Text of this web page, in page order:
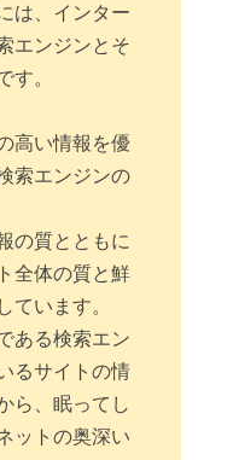
は、インター
エンジンとそ
す。
高い情報を優
索エンジンの
の質とともに
全体の質と鮮
ています。
ある検索エン
るサイトの情
ら、眠ってし
ットの奥深い